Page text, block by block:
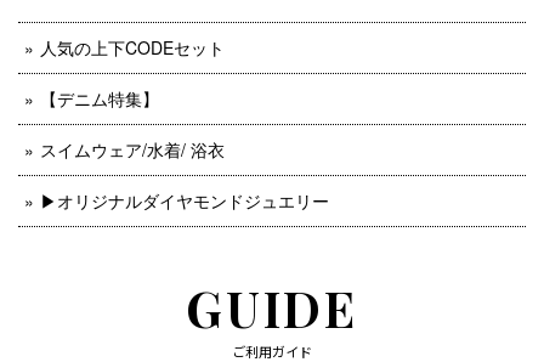
人気の上下CODEセット
【デニム特集】
スイムウェア/水着/ 浴衣
▶︎オリジナルダイヤモンドジュエリー
GUIDE
ご利用ガイド